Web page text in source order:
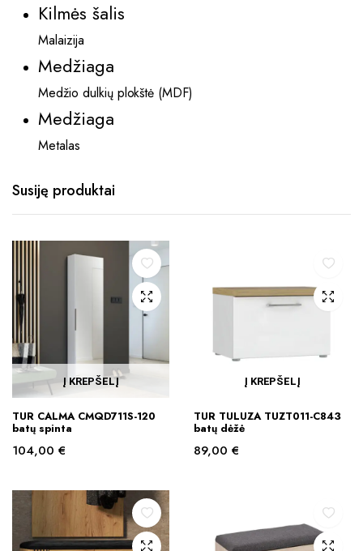
Kilmės šalis
Malaizija
Medžiaga
Medžio dulkių plokštė (MDF)
Medžiaga
Metalas
Susiję produktai
Į KREPŠELĮ
TUR CALMA CMQD711S-120
batų spinta
104,00 €
Į KREPŠELĮ
TUR TULUZA TUZT011-C843
batų dėžė
89,00 €